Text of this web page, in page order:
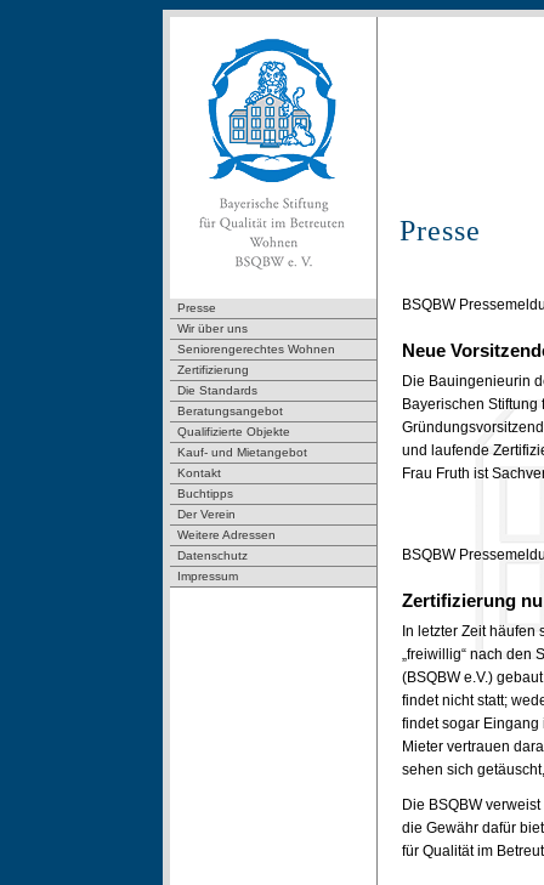
Presse
Wir über uns
Seniorengerechtes Wohnen
Zertifizierung
Die Standards
Beratungsangebot
Qualifizierte Objekte
Kauf- und Mietangebot
Kontakt
Buchtipps
Der Verein
Weitere Adressen
Datenschutz
Impressum
Presse
BSQBW
Neue
Die Bauingenieurin
Bayerischen Stiftung
und laufende
Frau Fruth ist
BSQBW
Zertifizierung
In letzter Zeit
„freiwillig“ nach den
(BSQBW e.V.)
findet nicht statt;
findet sogar Eingang
Mieter vertrauen
sehen sich
Die BSQBW
die Gewähr dafür
für Qualität im